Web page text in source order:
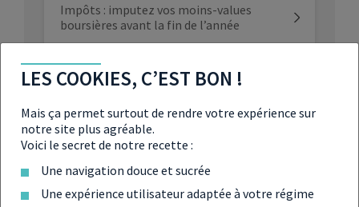
Impôts : imputez vos moins-values
boursières avant la fin de l’année
Les produits structurés, des placements
rentables en pleine hausse des taux
Dettes émergentes : 5 raisons d’investir
LES COOKIES, C’EST BON !
Mais ça permet surtout de rendre votre expérience sur
notre site plus agréable.
Voici le secret de notre recette :
Une navigation douce et sucrée
Une expérience utilisateur adaptée à votre régime